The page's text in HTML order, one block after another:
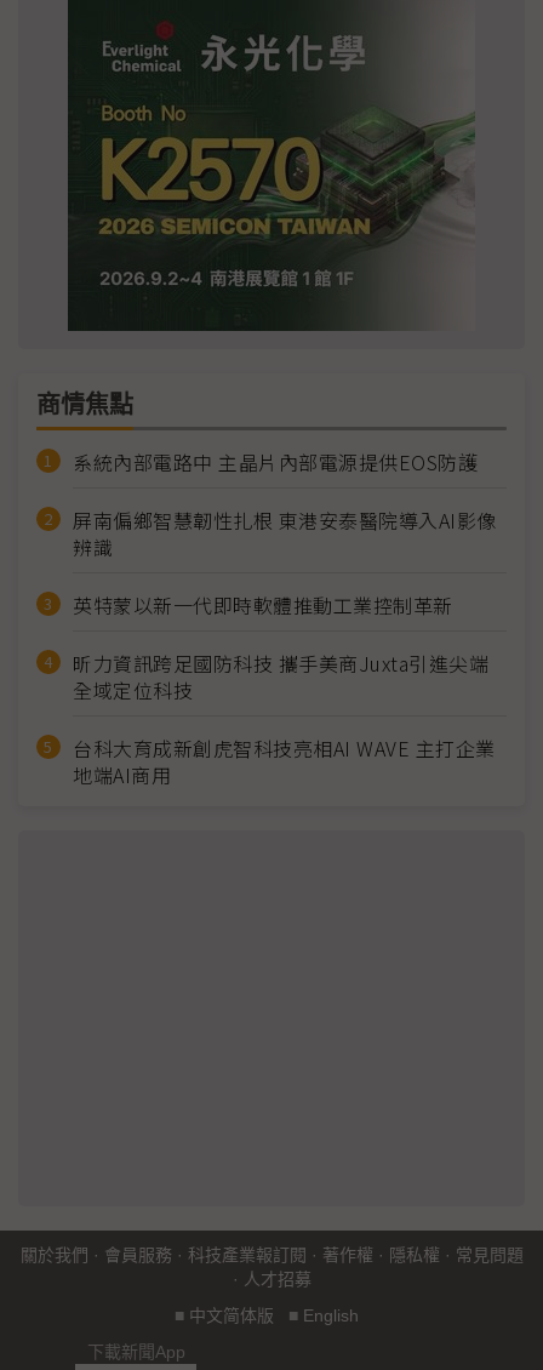
商情焦點
系統內部電路中 主晶片內部電源提供EOS防護
屏南偏鄉智慧韌性扎根 東港安泰醫院導入AI影像
辨識
英特蒙以新一代即時軟體推動工業控制革新
昕力資訊跨足國防科技 攜手美商Juxta引進尖端
全域定位科技
台科大育成新創虎智科技亮相AI WAVE 主打企業
地端AI商用
關於我們 · 會員服務 · 科技產業報訂閱 · 著作權 · 隱私權 · 常見問題
· 人才招募
■ 中文简体版 ■ English
下載新聞App